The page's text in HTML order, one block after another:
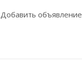
Добавить объявление